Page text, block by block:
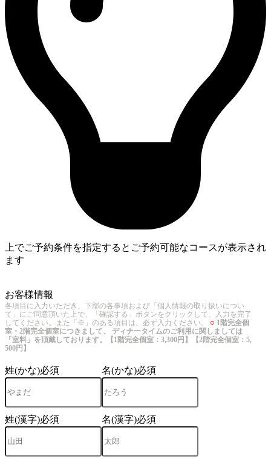
上でご予約条件を指定するとご予約可能なコースが表示され
ます
お客様情報
各項目に入力いただき、下部の各事項および「個人情報の取り扱いについ
て」にご同意頂いた上で、「確認する」ボタンをクリックして、入力を完了
してください。また「※」のある項目は、必ず入力ください。 ○ 1階完全個
室・2階完全個室につきまして、 ディナータイムのご利用に関しましては
「室料」を頂戴しております。【1階完全個室：3,300円】【2階完全個室：5,
500円】
姓(かな)必須 名(かな)必須
姓(漢字)必須 名(漢字)必須